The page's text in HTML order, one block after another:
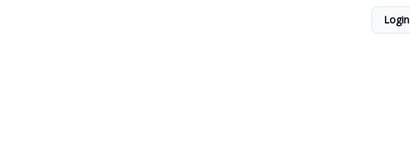
Login